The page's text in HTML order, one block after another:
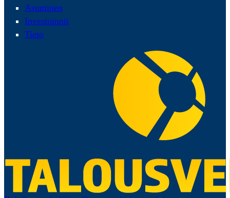
Asuminen
Investoinnit
Tieto